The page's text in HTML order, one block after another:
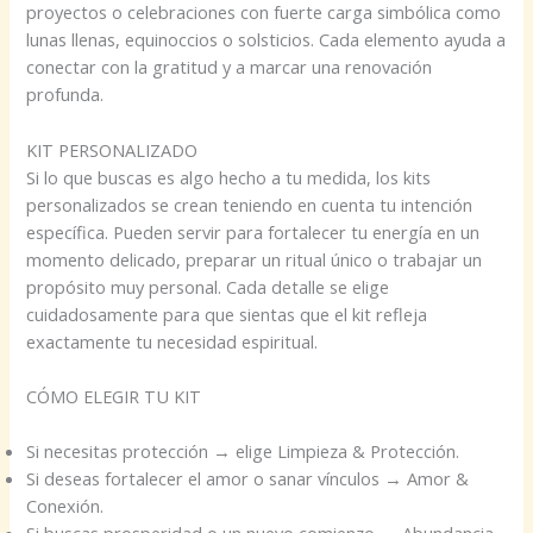
proyectos o celebraciones con fuerte carga simbólica como
lunas llenas, equinoccios o solsticios. Cada elemento ayuda a
conectar con la gratitud y a marcar una renovación
profunda.
KIT PERSONALIZADO
Si lo que buscas es algo hecho a tu medida, los kits
personalizados se crean teniendo en cuenta tu intención
específica. Pueden servir para fortalecer tu energía en un
momento delicado, preparar un ritual único o trabajar un
propósito muy personal. Cada detalle se elige
cuidadosamente para que sientas que el kit refleja
exactamente tu necesidad espiritual.
CÓMO ELEGIR TU KIT
Si necesitas protección → elige Limpieza & Protección.
Si deseas fortalecer el amor o sanar vínculos → Amor &
Conexión.